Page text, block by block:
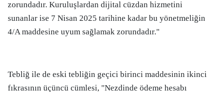
zorundadır. Kuruluşlardan dijital cüzdan hizmetini
sunanlar ise 7 Nisan 2025 tarihine kadar bu yönetmeliğin
4/A maddesine uyum sağlamak zorundadır."
Tebliğ ile de eski tebliğin geçici birinci maddesinin ikinci
fıkrasının üçüncü cümlesi, "Nezdinde ödeme hesabı